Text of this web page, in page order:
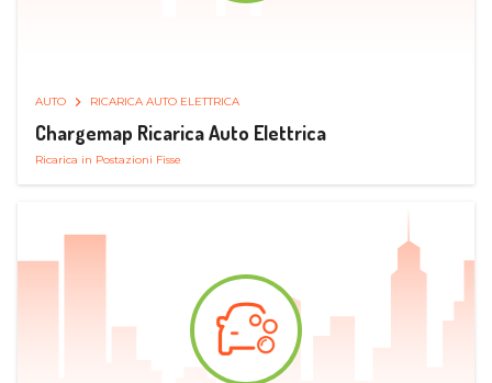
AUTO RICARICA AUTO ELETTRICA
Chargemap Ricarica Auto Elettrica
Ricarica in Postazioni Fisse